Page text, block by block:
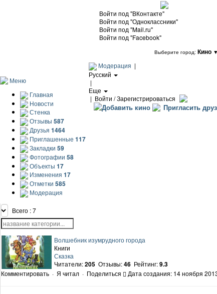
Войти под "ВКонтакте"
Войти под "Одноклассники"
Войти под "Mail.ru"
Войти под "Facebook"
Выберите город: Кино ▼
Модерация |
Русский
|
Еще
| Войти / Зарегистрироваться
Добавить кино Пригласить
Меню
Главная
Новости
Стенка
Отзывы 587
Друзья 1464
Приглашенные 117
Закладки 59
Фотографии 58
Объекты 17
Изменения 17
Отметки 585
Модерация
Всего : 7
Волшебник изумрудного города
Книги
Сказка
Читатели:205 Отзывы:46 Рейтинг:9.3
Комментировать · Я читал · Поделиться Дата создания: 14 ноября